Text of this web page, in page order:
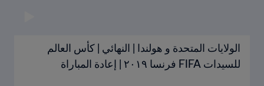
الولايات المتحدة و هولندا | النهائي | كأس العالم
للسيدات FIFA فرنسا ٢٠١٩ | إعادة المباراة